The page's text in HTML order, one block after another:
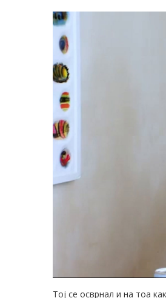
Тој се осврнал и на тоа